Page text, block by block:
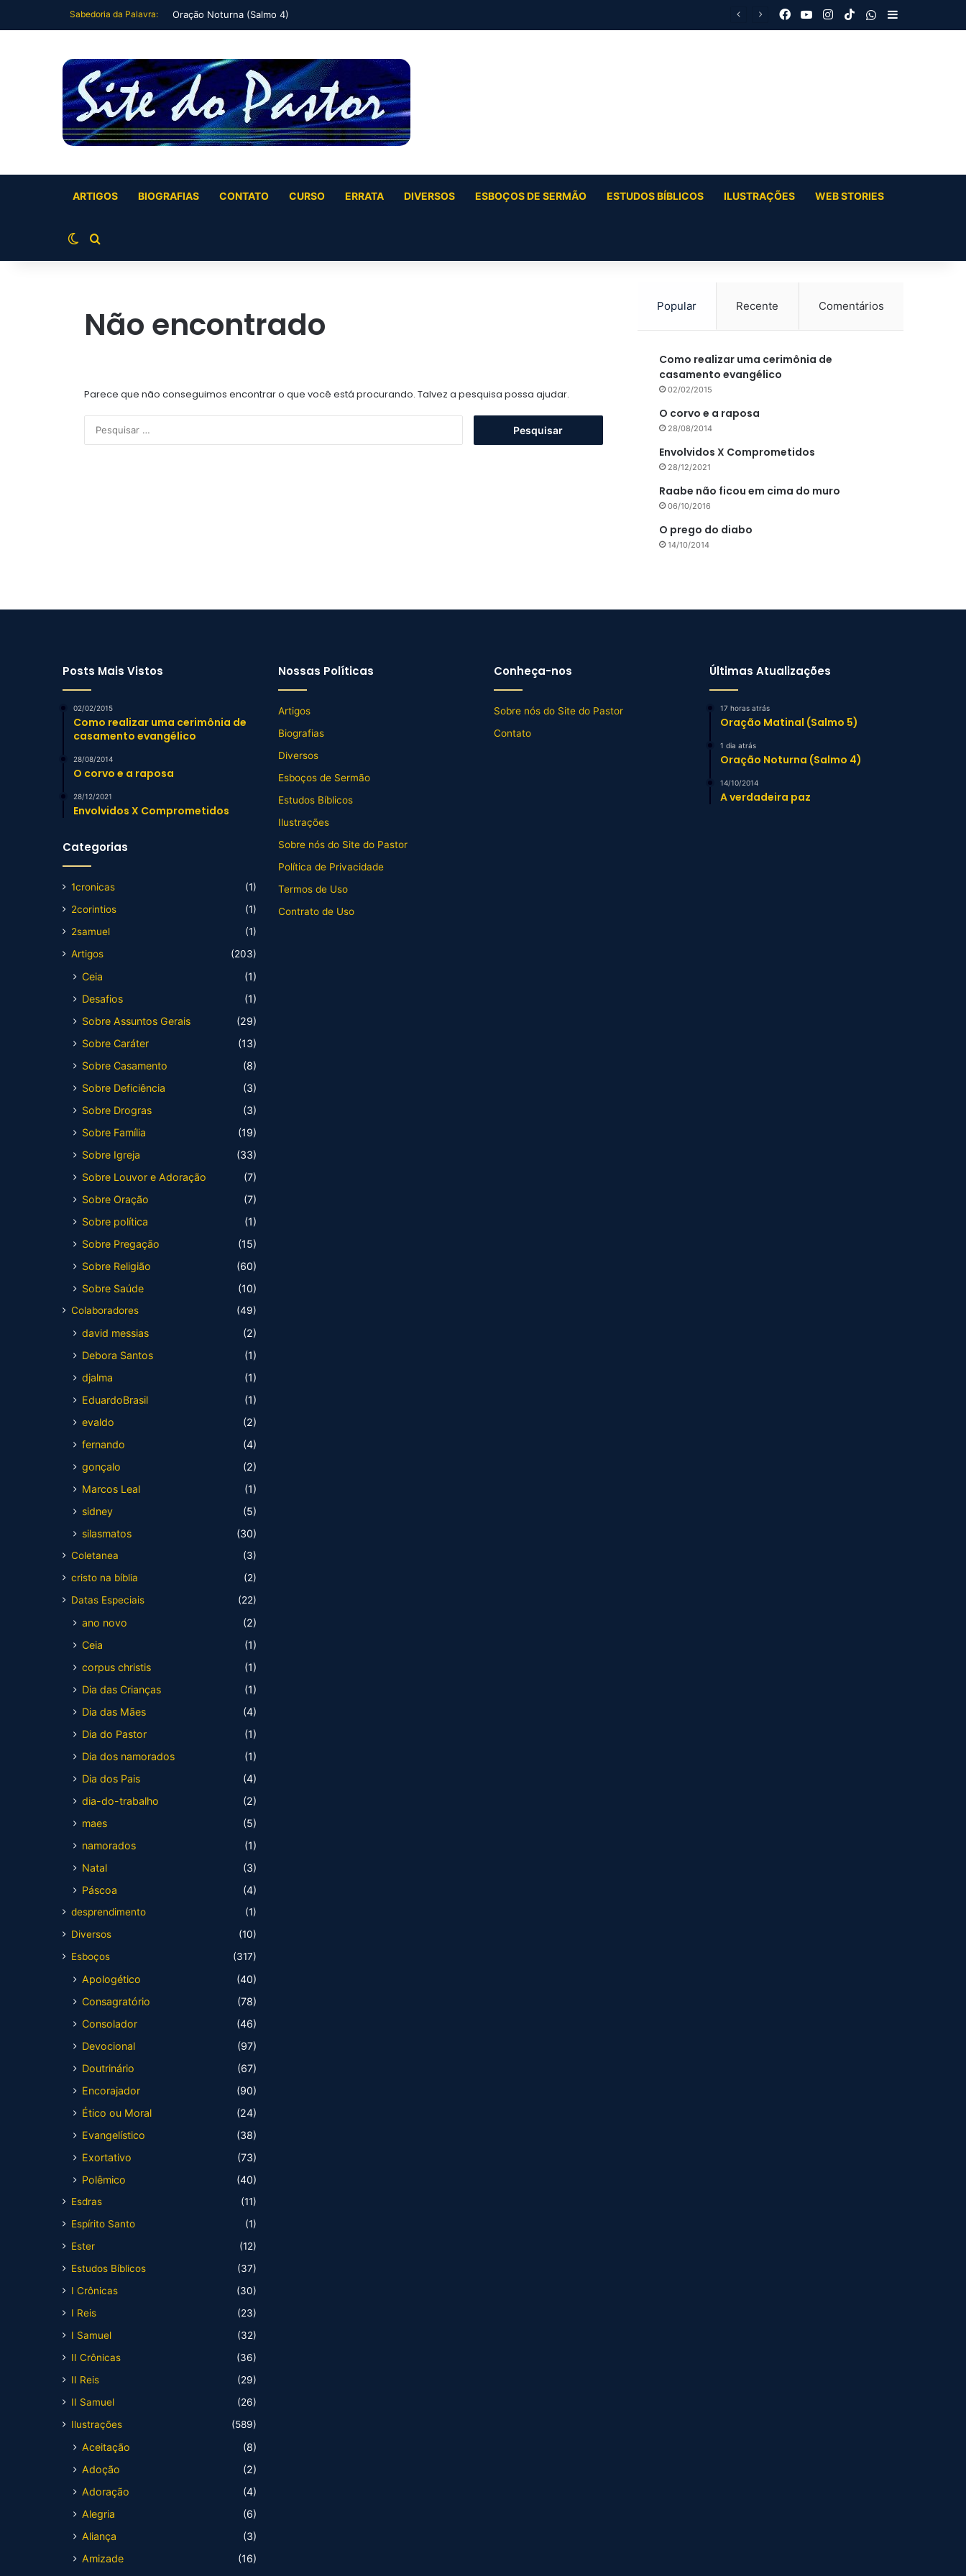
Sabedoria da Palavra: Oração Noturna (Salmo 4) Facebook
YouTubeInstagram
TikTokWhatsApp
Barra Lateral
ARTIGOS BIOGRAFIAS CONTATO CURSO ERRATA DIVERSOS ESBOÇOS DE SERMÃO ESTUDOS BÍBLICOS ILUSTRAÇÕES WEB STORIES
Switch skin
Buscar por
Não encontrado
Parece que não conseguimos encontrar o que você está procurando. Talvez a pesquisa possa ajudar.
Popular Recente Comentários
Como realizar uma cerimônia de
casamento evangélico
02/02/2015
O corvo e a raposa
28/08/2014
Envolvidos X Comprometidos
28/12/2021
Raabe não ficou em cima do muro
06/10/2016
O prego do diabo
14/10/2014
Posts Mais Vistos
02/02/2015
Como realizar uma cerimônia de
casamento evangélico
28/08/2014
O corvo e a raposa
28/12/2021
Envolvidos X Comprometidos
Categorias
1cronicas
(1)
2corintios
(1)
2samuel
(1)
Artigos
(203)
Ceia
(1)
Desafios
(1)
Sobre Assuntos Gerais
(29)
Sobre Caráter
(13)
Sobre Casamento
(8)
Sobre Deficiência
(3)
Sobre Drogras
(3)
Sobre Família
(19)
Sobre Igreja
(33)
Sobre Louvor e Adoração
(7)
Sobre Oração
(7)
Sobre política
(1)
Sobre Pregação
(15)
Sobre Religião
(60)
Sobre Saúde
(10)
Colaboradores (49)
david messias
(2)
Debora Santos
(1)
djalma
(1)
EduardoBrasil
(1)
evaldo
(2)
fernando
(4)
gonçalo
(2)
Marcos Leal
(1)
sidney
(5)
silasmatos
(30)
Coletanea
(3)
cristo na bíblia
(2)
Datas Especiais
(22)
ano novo
(2)
Ceia
(1)
corpus christis
(1)
Dia das Crianças
(1)
Dia das Mães
(4)
Dia do Pastor
(1)
Dia dos namorados
(1)
Dia dos Pais
(4)
dia-do-trabalho
(2)
maes
(5)
namorados
(1)
Natal
(3)
Páscoa
(4)
desprendimento
(1)
Diversos
(10)
Esboços
(317)
Apologético
(40)
Consagratório
(78)
Consolador
(46)
Devocional
(97)
Doutrinário
(67)
Encorajador
(90)
Ético ou Moral
(24)
Evangelístico
(38)
Exortativo
(73)
Polêmico
(40)
Esdras
(11)
Espírito Santo
(1)
Ester
(12)
Estudos Bíblicos
(37)
I Crônicas
(30)
I Reis
(23)
I Samuel
(32)
II Crônicas
(36)
II Reis
(29)
II Samuel
(26)
Ilustrações
(589)
Aceitação
(8)
Adoção
(2)
Adoração
(4)
Alegria
(6)
Aliança
(3)
Amizade
(16)
Nossas Políticas
Artigos
Biografias
Diversos
Esboços de Sermão
Estudos Bíblicos
Ilustrações
Sobre nós do Site do Pastor
Política de Privacidade
Termos de Uso
Contrato de Uso
Conheça-nos
Sobre nós do Site do Pastor
Contato
Últimas Atualizações
17 horas atrás
Oração Matinal (Salmo 5)
1 dia atrás
Oração Noturna (Salmo 4)
14/10/2014
A verdadeira paz